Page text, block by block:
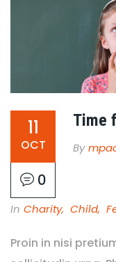
11
OCT
0
Time
By
In Charity, Child,
Proin in nisi